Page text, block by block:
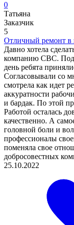
0
Татьяна
Заказчик
5
Отличный ремонт в
Давно хотела
компанию СВС.
день ребята
Согласовывали со
смотрела как идет
аккуратности
и бардак. По этой
Работой осталась
качественно. А
головной боли и
профессионалы
поменяла свое
добросовестных
25.10.2022